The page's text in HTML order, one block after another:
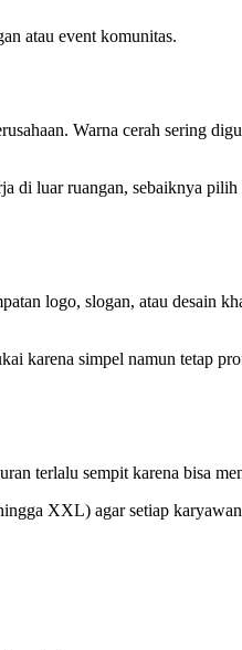
atau event komunitas.
Warna cerah sering
di luar ruangan, sebaiknya
logo, slogan, atau desain
karena simpel namun tetap
terlalu sempit karena bisa
XXL) agar setiap